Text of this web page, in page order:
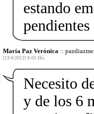
estando
María Paz Verónica ::
[13/4/2012] 8:03 Hrs.
Necesito
y de los 6